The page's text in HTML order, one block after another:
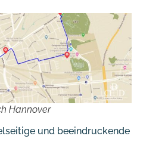
Hannover
und beeindruckende